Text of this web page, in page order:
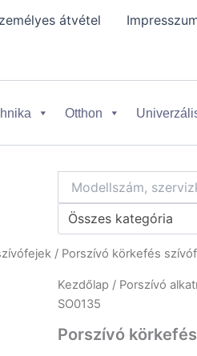
átvétel
Otthon
Összes kategória
/ Porszívó körkefés
Kezdőlap / Porszívó
SO0135
Porszívó